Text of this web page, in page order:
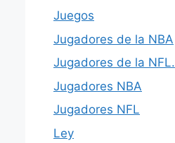
Juegos
Jugadores de la NBA
Jugadores de la NFL.
Jugadores NBA
Jugadores NFL
Ley